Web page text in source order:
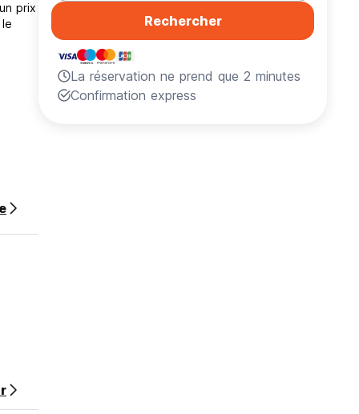
prix
Rechercher
La réservation ne prend que 2 minutes
Confirmation express